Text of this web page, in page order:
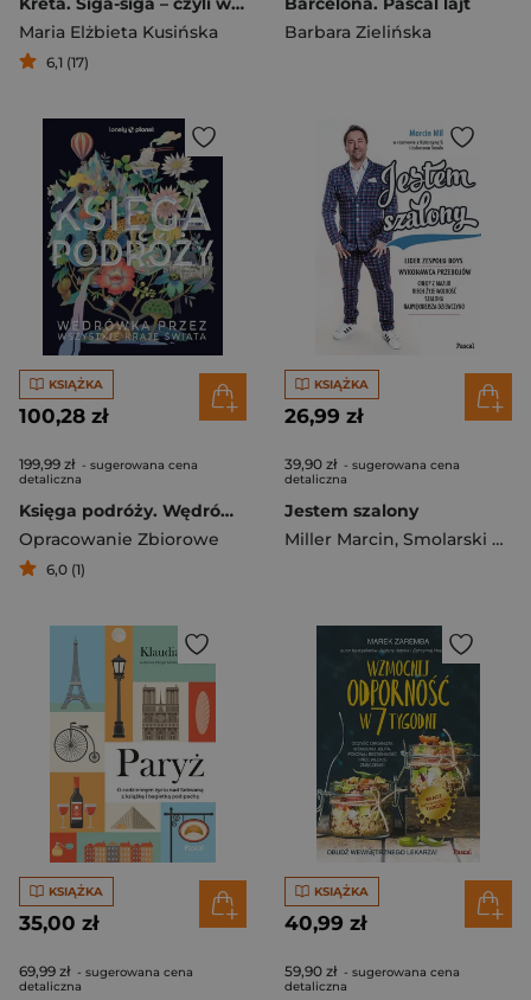
Maria Elżbieta Kusińska
6,1 (17)
Barbara Zielińska
KSIĄŻKA
100,28 zł
199,99 zł - sugerowana cena
detaliczna
Księga podróży. Wędrówka przez wszystkie kraje świata. Lonely Planet
Opracowanie Zbiorowe
6,0 (1)
KSIĄŻKA
26,99 zł
39,90 zł - sugerowana cena
detaliczna
Jestem szalony
Miller Marcin, Smolarski Łukasz
KSIĄŻKA
35,00 zł
69,99 zł - sugerowana cena
detaliczna
KSIĄŻKA
40,99 zł
59,90 zł - sugerowana cena
detaliczna